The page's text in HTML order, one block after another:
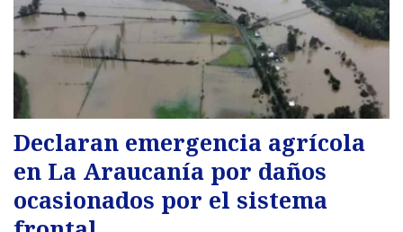
Declaran emergencia agrícola
en La Araucanía por daños
ocasionados por el sistema